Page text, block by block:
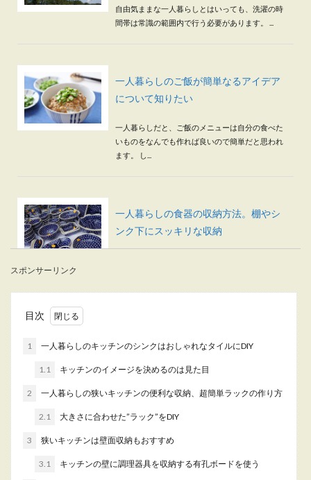
自由気ままな一人暮らしとはいっても、洗濯の時
間帯は常識の範囲内で行う必要があります。 ...
一人暮らしのご飯が簡単なるアイデア
について知りたい
一人暮らしだと、ご飯のメニューは自分の食べた
いものをなんでも作れば良いので簡単だと思われ
ます。 し...
一人暮らしの食器の収納方法。棚やシ
ンク下にスッキリな収納
一人暮らしの夕飯は何にする？大学生
におすすめな節約レシピ
大学生の一人暮らしの夕飯、ついついインスタン
ているのに疲...
スポンサーリンク
目次
1 一人暮らしのキッチンのシンクはおしゃれなタイルにDIY
1.1 キッチンのイメージを決めるのは見た目
2 一人暮らしの狭いキッチンの便利な収納、超簡単ラックの作り方
2.1 大きさに合わせた”ラック”をDIY
3 狭いキッチンは壁面収納もおすすめ
3.1 キッチンの壁に調理器具を収納する有孔ボードを使う